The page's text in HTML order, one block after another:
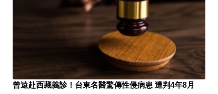
曾遠赴西藏義診！台東名醫驚傳性侵病患 遭判4年8月